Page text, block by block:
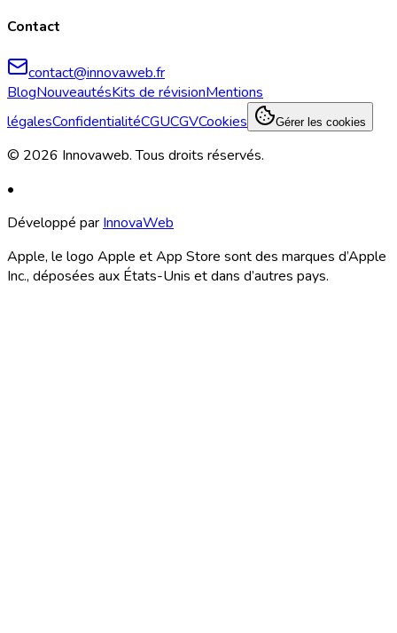
Contact
contact@innovaweb.fr
BlogNouveautésKits de révisionMentions
légalesConfidentialitéCGUCGVCookies Gérer les cookies
© 2026 Innovaweb.Tous droits réservés.
•
Développé par InnovaWeb
Apple, le logo Apple et App Store sont des marques d’Apple
Inc., déposées aux États-Unis et dans d’autres pays.